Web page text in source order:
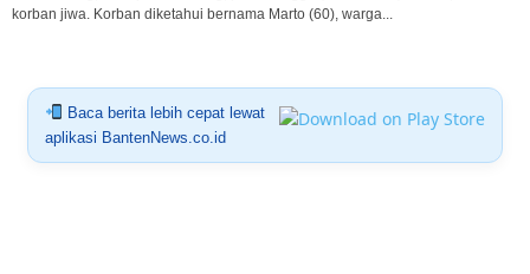
korban jiwa. Korban diketahui bernama Marto (60), warga...
Baca berita lebih cepat lewat
aplikasi BantenNews.co.id